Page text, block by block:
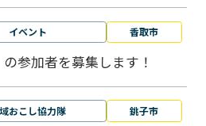
イベント 香取市
参加者を募集します！
おこし協力隊 銚子市